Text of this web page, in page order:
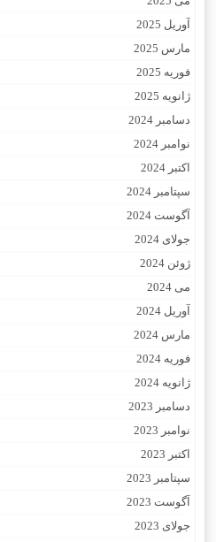
آوریل 2025
مارس 2025
فوریه 2025
ژانویه 2025
دسامبر 2024
نوامبر 2024
اکتبر 2024
سپتامبر 2024
آگوست 2024
جولای 2024
ژوئن 2024
می 2024
آوریل 2024
مارس 2024
فوریه 2024
ژانویه 2024
دسامبر 2023
نوامبر 2023
اکتبر 2023
سپتامبر 2023
آگوست 2023
جولای 2023